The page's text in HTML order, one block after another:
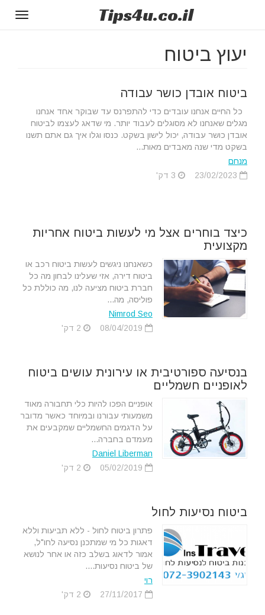
Tips4u.co.il
יעוץ ביטוח
ביטוח אובדן כושר עבודה
כל החיים אנחנו עובדים כדי להתפרנס עד שבוקר אחד אנחנו
מגלים שאנחנו לא מסוגלים לעבוד יותר. מי שדאג לעצמו לביטוח
אובדן כושר עבודה, יכול לישון בשקט. כנסו וגלו איך גם אתם תשנו
בשקט מדי שנה מאבדים מאות...
מנחם
כיצד בוחרים אצל מי לעשות ביטוח אחריות
מקצועית
כשאנחנו ניגשים לעשות ביטוח רכב או
ביטוח דירה, אזי שעלינו לבחון מה כל
חברת ביטוח מציעה לנו, מה כוללת כל
פוליסה, מה...
Nimrod Seo
בנסיעה ספורטיבית או עירונית עושים ביטוח
לאופניים חשמליים
אופניים הפכו להיות כלי תחבורה מאוד
משמעותי עבורנו ובמיוחד כאשר מדובר
על הדגמים החשמליים שמקבעים את
מעמדם בחברה...
Daniel Liberman
ביטוח נסיעות לחול
פתרון ביטוח לחול - ללא תביעות וללא
דאגות כל מי שמתכנן נסיעה לחו"ל,
אמור לדאוג בשלב כזה או אחר לנושא
של ביטוח נסיעות....
רוי